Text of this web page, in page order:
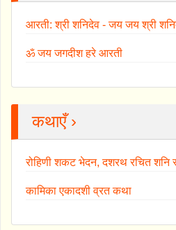
आरती: श्री शनिदेव - जय जय श्री
ॐ जय जगदीश हरे आरती
कथाएँ ›
रोहिणी शकट भेदन, दशरथ रचित शनि
कामिका एकादशी व्रत कथा